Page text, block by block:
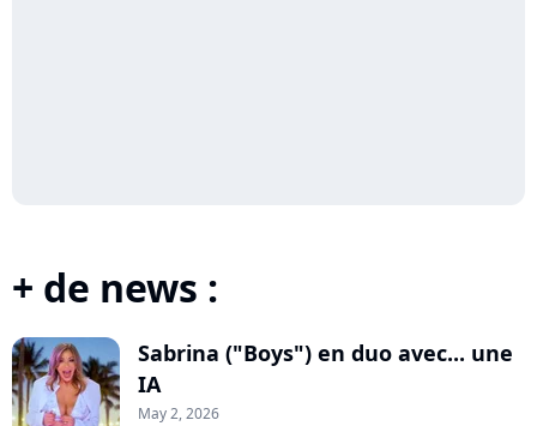
+ de news :
Sabrina ("Boys") en duo avec... une
IA
May 2, 2026